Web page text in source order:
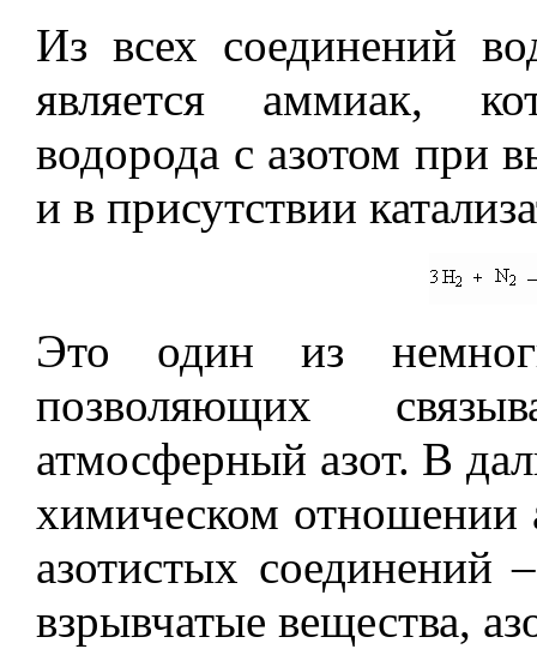
Из всех соединений
является аммиак,
водорода с азотом при
и в присутствии
Это один из
позволяющих
атмосферный азот. В
химическом отношении
азотистых соединений–
взрывчатые вещества,